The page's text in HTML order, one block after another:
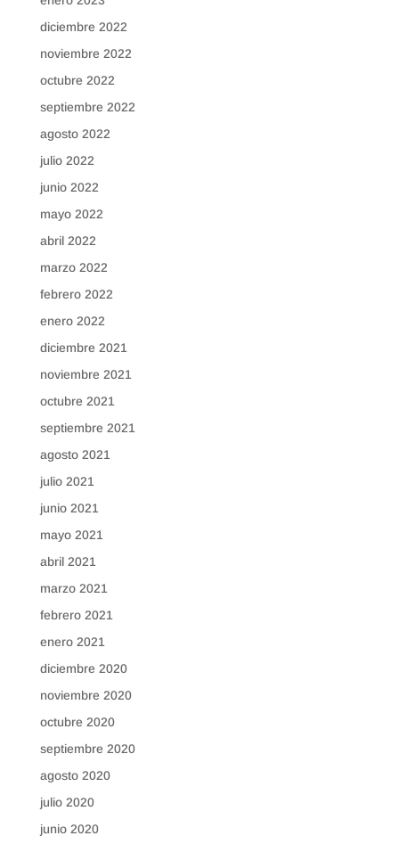
diciembre 2022
noviembre 2022
octubre 2022
septiembre 2022
agosto 2022
julio 2022
junio 2022
mayo 2022
abril 2022
marzo 2022
febrero 2022
enero 2022
diciembre 2021
noviembre 2021
octubre 2021
septiembre 2021
agosto 2021
julio 2021
junio 2021
mayo 2021
abril 2021
marzo 2021
febrero 2021
enero 2021
diciembre 2020
noviembre 2020
octubre 2020
septiembre 2020
agosto 2020
julio 2020
junio 2020